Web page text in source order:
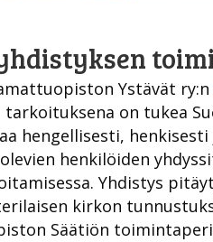
Ystävät ry:n
tarkoituksena on tukea
hengellisesti,
henkilöiden
Yhdistys
kirkon
Säätiön